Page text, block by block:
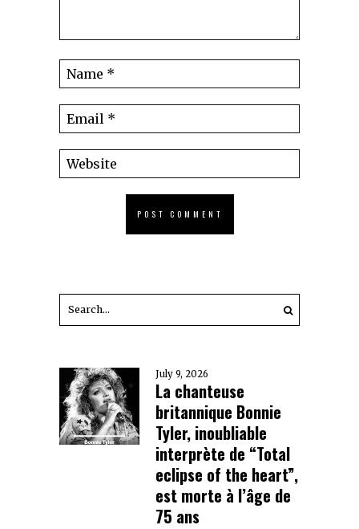
July 9, 2026
La chanteuse
britannique Bonnie
Tyler, inoubliable
interprète de “Total
eclipse of the heart”,
est morte à l’âge de
75 ans